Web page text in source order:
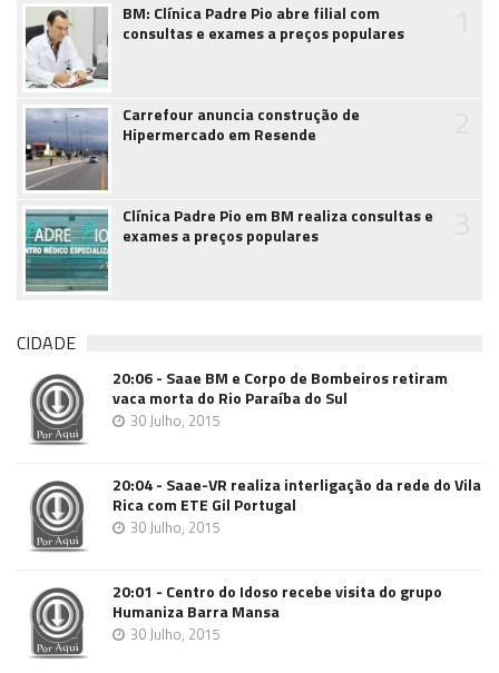
BM: Clínica Padre Pio abre filial com
consultas e exames a preços populares
Carrefour anuncia construção de
Hipermercado em Resende
Clínica Padre Pio em BM realiza consultas e
exames a preços populares
CIDADE
20:06 - Saae BM e Corpo de Bombeiros retiram
vaca morta do Rio Paraíba do Sul
30 Julho, 2015
20:04 - Saae-VR realiza interligação da rede do Vila
Rica com ETE Gil Portugal
30 Julho, 2015
20:01 - Centro do Idoso recebe visita do grupo
Humaniza Barra Mansa
30 Julho, 2015